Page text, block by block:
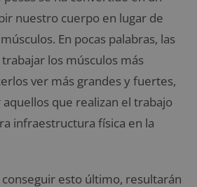
nuestro cuerpo en lugar de
En pocas palabras, las
los músculos más
ver más grandes y fuertes,
que realizan el trabajo
infraestructura física en la
esto último, resultarán